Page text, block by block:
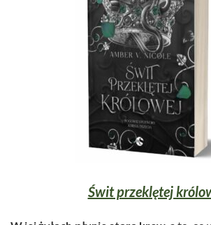
Świt przeklętej